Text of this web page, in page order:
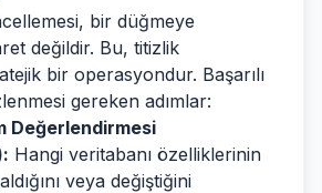
bir düğmeye
değildir. Bu, titizlik
bir operasyondur. Başarılı
gereken adımlar:
Değerlendirmesi
Hangi veritabanı özelliklerinin
veya değiştiğini